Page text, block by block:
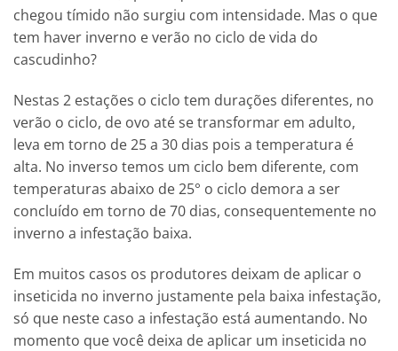
chegou tímido não surgiu com intensidade. Mas o que
tem haver inverno e verão no ciclo de vida do
cascudinho?
Nestas 2 estações o ciclo tem durações diferentes, no
verão o ciclo, de ovo até se transformar em adulto,
leva em torno de 25 a 30 dias pois a temperatura é
alta. No inverso temos um ciclo bem diferente, com
temperaturas abaixo de 25° o ciclo demora a ser
concluído em torno de 70 dias, consequentemente no
inverno a infestação baixa.
Em muitos casos os produtores deixam de aplicar o
inseticida no inverno justamente pela baixa infestação,
só que neste caso a infestação está aumentando. No
momento que você deixa de aplicar um inseticida no